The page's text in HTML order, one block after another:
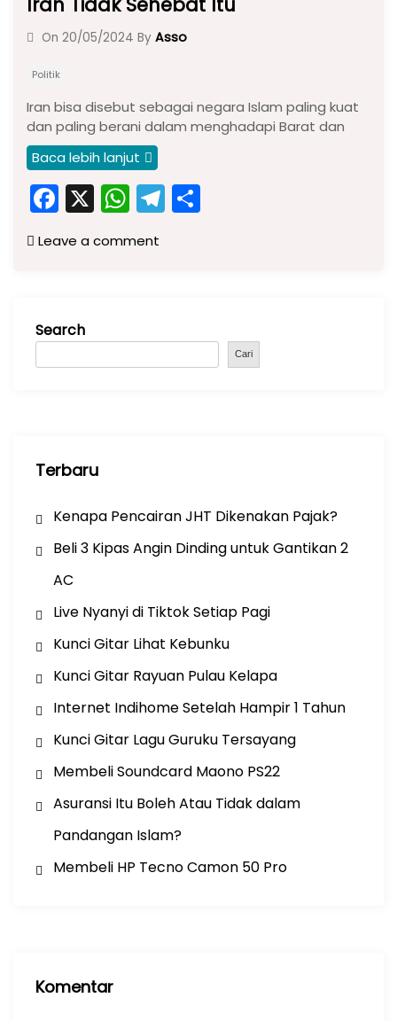
On 20/05/2024 By Asso
Politik
Iran bisa disebut sebagai negara Islam paling kuat
dan paling berani dalam menghadapi Barat dan
Baca lebih lanjut
F
a
c
o
o
X W
h
a
p
p
T
el
m
Leave a comment
Search
Cari
Terbaru
Kenapa Pencairan JHT Dikenakan Pajak?
Beli 3 Kipas Angin Dinding untuk Gantikan 2
AC
Live Nyanyi di Tiktok Setiap Pagi
Kunci Gitar Lihat Kebunku
Kunci Gitar Rayuan Pulau Kelapa
Internet Indihome Setelah Hampir 1 Tahun
Kunci Gitar Lagu Guruku Tersayang
Membeli Soundcard Maono PS22
Asuransi Itu Boleh Atau Tidak dalam
Pandangan Islam?
Membeli HP Tecno Camon 50 Pro
Komentar